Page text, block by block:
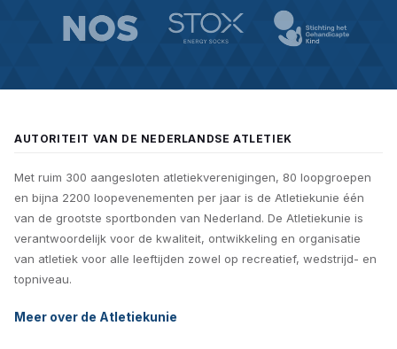
AUTORITEIT VAN DE NEDERLANDSE ATLETIEK
Met ruim 300 aangesloten atletiekverenigingen, 80 loopgroepen
en bijna 2200 loopevenementen per jaar is de Atletiekunie één
van de grootste sportbonden van Nederland. De Atletiekunie is
verantwoordelijk voor de kwaliteit, ontwikkeling en organisatie
van atletiek voor alle leeftijden zowel op recreatief, wedstrijd- en
topniveau.
Meer over de Atletiekunie